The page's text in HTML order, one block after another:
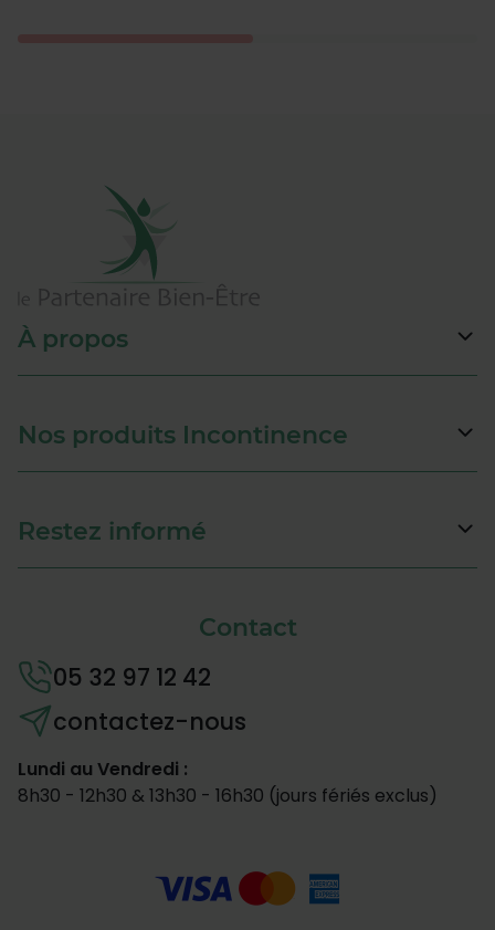
À propos
Nos produits Incontinence
Restez informé
Contact
05 32 97 12 42
contactez-nous
Lundi au Vendredi :
8h30 - 12h30 & 13h30 - 16h30 (jours fériés exclus)